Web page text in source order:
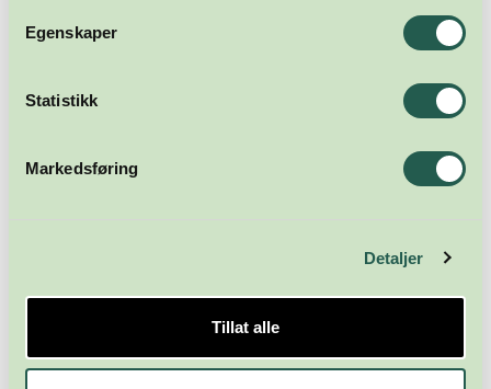
Egenskaper
Statistikk
Markedsføring
Detaljer
Tillat alle